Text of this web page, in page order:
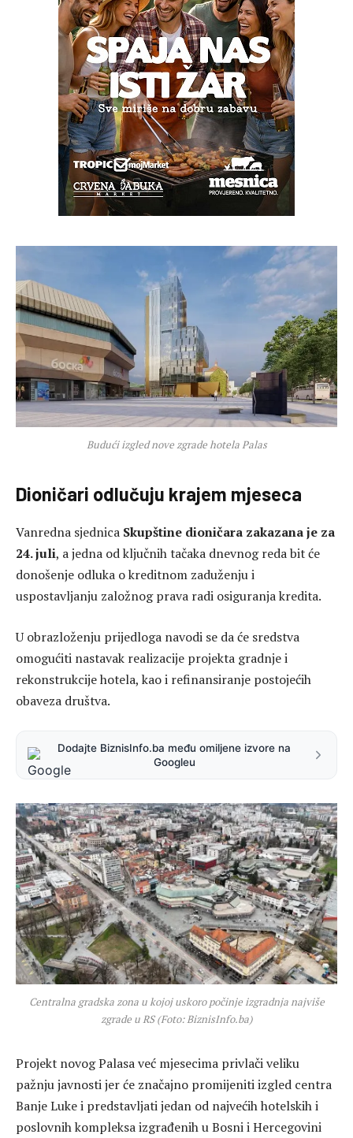
Budući izgled nove zgrade hotela Palas
Dioničari odlučuju krajem mjeseca
Vanredna sjednica Skupštine dioničara zakazana je za
24. juli, a jedna od ključnih tačaka dnevnog reda bit će
donošenje odluka o kreditnom zaduženju i
uspostavljanju založnog prava radi osiguranja kredita.
U obrazloženju prijedloga navodi se da će sredstva
omogućiti nastavak realizacije projekta gradnje i
rekonstrukcije hotela, kao i refinansiranje postojećih
obaveza društva.
Dodajte BiznisInfo.ba među omiljene izvore na
Googleu
Centralna gradska zona u kojoj uskoro počinje izgradnja najviše
zgrade u RS (Foto: BiznisInfo.ba)
Projekt novog Palasa već mjesecima privlači veliku
pažnju javnosti jer će značajno promijeniti izgled centra
Banje Luke i predstavljati jedan od najvećih hotelskih i
poslovnih kompleksa izgrađenih u Bosni i Hercegovini